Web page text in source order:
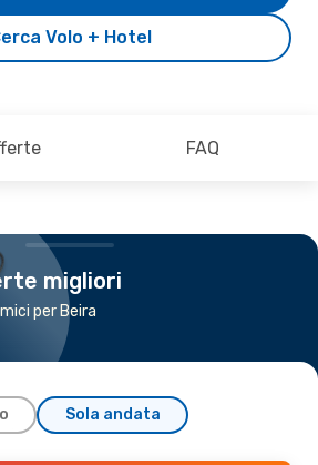
Volo + Hotel
FAQ
migliori
per Beira
Sola andata